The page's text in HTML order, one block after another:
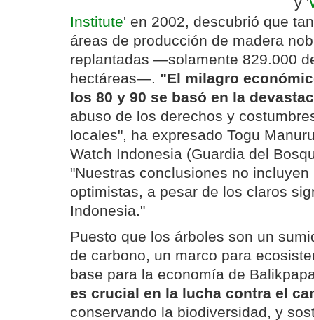
Institute' en 2002, descubrió que
áreas de producción de madera
replantadas —solamente 829.000
hectáreas—. "El milagro
los 80 y 90 se basó en la
abuso de los derechos y
locales", ha expresado Togu
Watch Indonesia (Guardia del
"Nuestras conclusiones no
optimistas, a pesar de los claros
Indonesia."
Puesto que los árboles son un
de carbono, un marco para
base para la economía de
es crucial en la lucha contra el
conservando la biodiversidad, y